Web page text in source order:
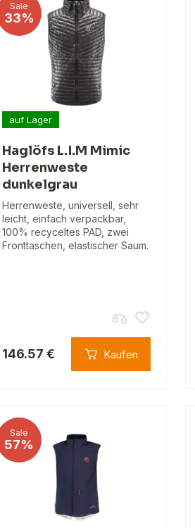
Sale
33%
auf Lager
Haglöfs L.I.M Mimic
Herrenweste
dunkelgrau
Herrenweste, universell, sehr
leicht, einfach verpackbar,
100% recyceltes PAD, zwei
Fronttaschen, elastischer Saum.
146.57 € Kaufen
Sale
57%